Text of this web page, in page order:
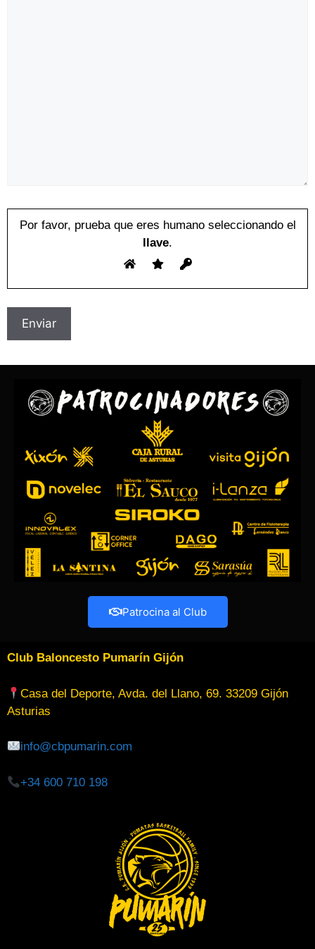
Por favor, prueba que eres humano seleccionando el
llave.
Patrocina al Club
Club Baloncesto Pumarín Gijón
Casa del Deporte, Avda. del Llano, 69. 33209 Gijón
Asturias
info@cbpumarin.com
+34 600 710 198